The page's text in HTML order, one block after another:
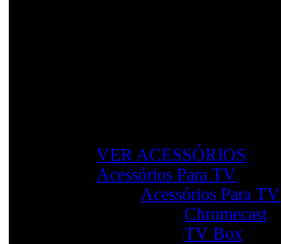
VER ACESSÓRIOS
Acessórios Para TV
Acessórios Para TV
Chromecast
TV Box